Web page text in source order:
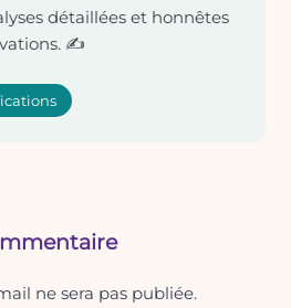
détaillées et honnêtes
✍️
ne sera pas publiée.